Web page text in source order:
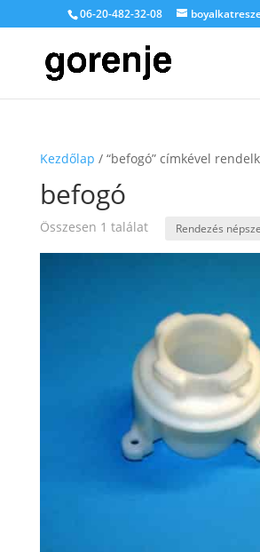
06-20-482-32-08
Kezdőlap / “befogó” címkével
befogó
Összesen 1 találat